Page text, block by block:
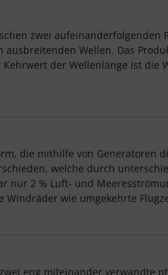
zwei
Wellen. Das
der Wellenlänge ist
die mithilfe von
welche durch
nur 2 % Luft- und
wie umgekehrte
eng miteinander verwandte